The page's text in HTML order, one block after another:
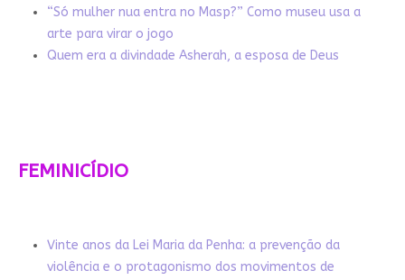
“Só mulher nua entra no Masp?” Como museu usa a
arte para virar o jogo
Quem era a divindade Asherah, a esposa de Deus
FEMINICÍDIO
Vinte anos da Lei Maria da Penha: a prevenção da
violência e o protagonismo dos movimentos de